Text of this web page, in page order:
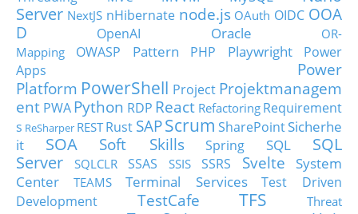
Server NextJS nHibernate node.js OAuth OIDC OOA
D
OpenAI Oracle
OR-
Mapping
OWASP Pattern PHP Playwright
Power
Apps
Power
Platform PowerShell Project Projektmanagem
ent PWA Python RDP React Refactoring Requirement
s ReSharper RESTRust SAPScrum SharePointSicherhe
it
SOA Soft Skills Spring SQL
SQL
Server
SQLCLR SSAS SSIS SSRS Svelte
System
Center
TEAMS Terminal Services
Test Driven
Development
TestCafe TFS
Threat